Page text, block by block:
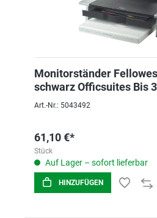
Monitorständer
schwarz Officsuites Bis
Höhenverstellbar
Art.-Nr.: 5043492
61,10 €*
Stück
Auf Lager – sofort lieferbar
HINZUFÜGEN